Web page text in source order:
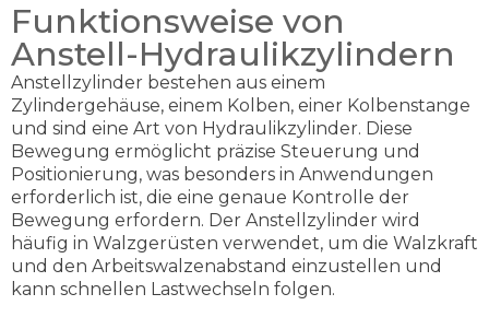
Funktionsweise von
Anstell-Hydraulikzylindern
Anstellzylinder bestehen aus einem
Zylindergehäuse, einem Kolben, einer Kolbenstange
und sind eine Art von Hydraulikzylinder. Diese
Bewegung ermöglicht präzise Steuerung und
Positionierung, was besonders in Anwendungen
erforderlich ist, die eine genaue Kontrolle der
Bewegung erfordern. Der Anstellzylinder wird
häufig in Walzgerüsten verwendet, um die Walzkraft
und den Arbeitswalzenabstand einzustellen und
kann schnellen Lastwechseln folgen.